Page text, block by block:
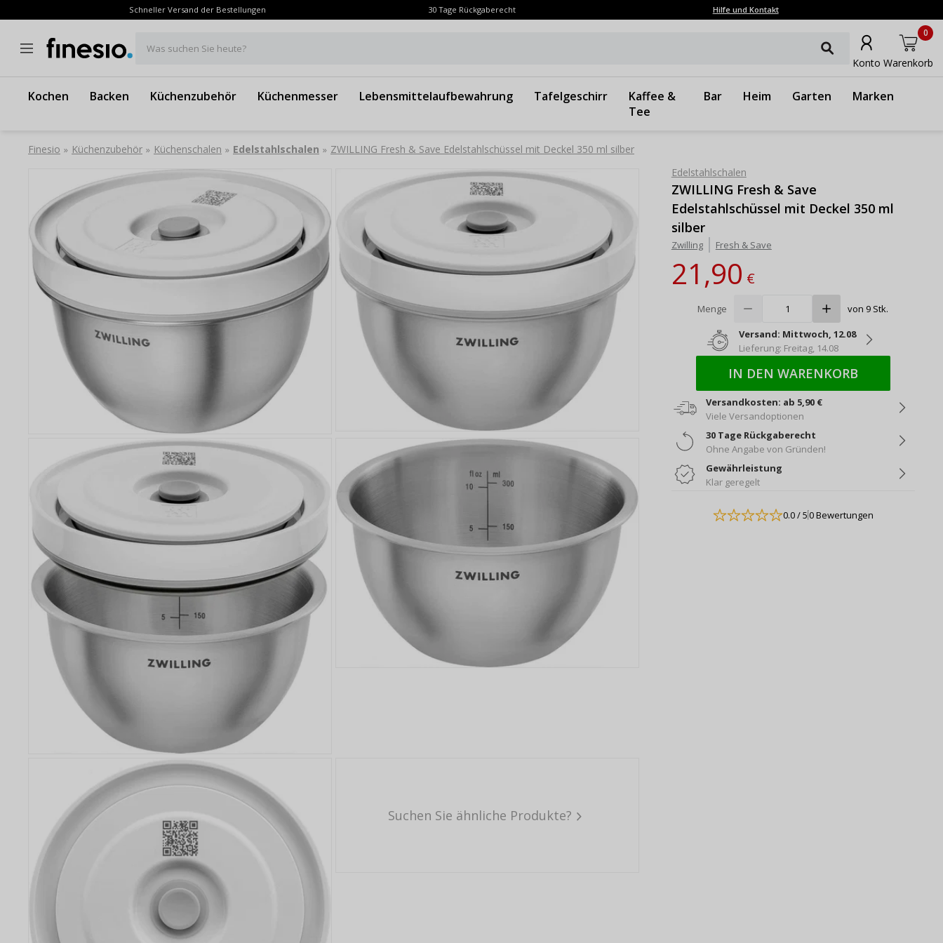
Schneller Versand der Bestellungen 30 Tage Rückgaberecht Hilfe und Kontakt
Was suchen Sie heute?
Konto Warenkorb
0
Kochen Backen Küchenzubehör Küchenmesser Lebensmittelaufbewahrung Tafelgeschirr
Kaffee &
Tee
Bar Heim Garten Marken
Finesio » Küchenzubehör » Küchenschalen » Edelstahlschalen » ZWILLING Fresh & Save Edelstahlschüssel mit Deckel 350 ml silber
Suchen Sie ähnliche Produkte?
Edelstahlschalen
ZWILLING Fresh & Save
Edelstahlschüssel mit Deckel 350 ml
silber
Zwilling Fresh & Save
21,90€
Menge von 9 Stk.
Versand: Mittwoch, 12.08
Lieferung: Freitag, 14.08
IN DEN WARENKORB
Versandkosten: ab 5,90 €
Viele Versandoptionen
30 Tage Rückgaberecht
Ohne Angabe von Gründen!
Gewährleistung
Klar geregelt
0.0/ 50 Bewertungen